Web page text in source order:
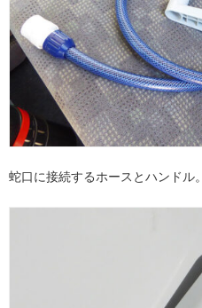
蛇口に接続するホースとハンドル。